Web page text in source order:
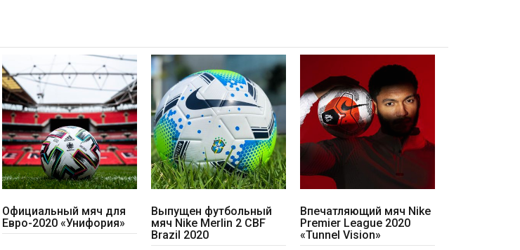
Официальный мяч для
Евро-2020 «Унифория»
Выпущен футбольный
мяч Nike Merlin 2 CBF
Brazil 2020
Впечатляющий мяч Nike
Premier League 2020
«Tunnel Vision»